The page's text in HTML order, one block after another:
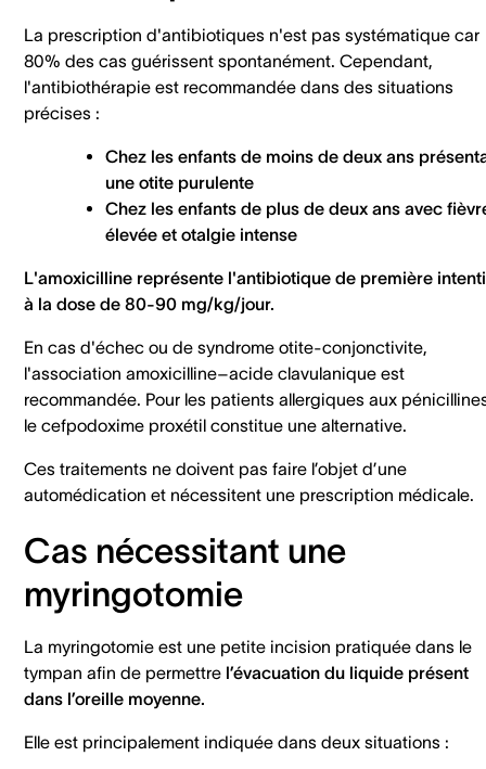
La prescription d'antibiotiques n'est pas systématique car
80% des cas guérissent spontanément. Cependant,
l'antibiothérapie est recommandée dans des situations
précises :
Chez les enfants de moins de deux ans
une otite purulente
Chez les enfants de plus de deux ans avec
élevée et otalgie intense
L'amoxicilline représente l'antibiotique de première
à la dose de 80-90 mg/kg/jour.
En cas d'échec ou de syndrome otite-conjonctivite,
l'association amoxicilline–acide clavulanique est
recommandée. Pour les patients allergiques aux
le cefpodoxime proxétil constitue une alternative.
Ces traitements ne doivent pas faire l’objet d’une
automédication et nécessitent une prescription médicale.
Cas nécessitant une
myringotomie
La myringotomie est une petite incision pratiquée dans le
tympan afin de permettre l’évacuation du liquide présent
dans l’oreille moyenne.
Elle est principalement indiquée dans deux situations :